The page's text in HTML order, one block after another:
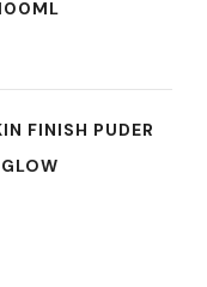
FINISH PUDER